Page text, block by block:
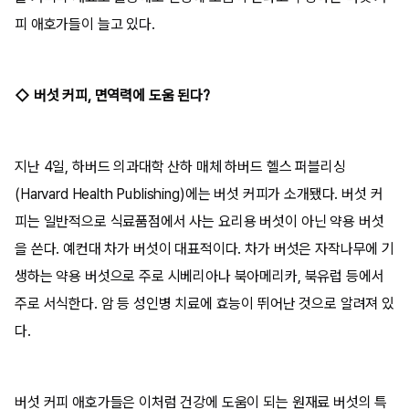
피 애호가들이 늘고 있다.
◇ 버섯 커피, 면역력에 도움 된다?
지난 4일, 하버드 의과대학 산하 매체 하버드 헬스 퍼블리싱
(Harvard Health Publishing)에는 버섯 커피가 소개됐다. 버섯 커
피는 일반적으로 식료품점에서 사는 요리용 버섯이 아닌 약용 버섯
을 쓴다. 예컨대 차가 버섯이 대표적이다. 차가 버섯은 자작나무에 기
생하는 약용 버섯으로 주로 시베리아나 북아메리카, 북유럽 등에서
주로 서식한다. 암 등 성인병 치료에 효능이 뛰어난 것으로 알려져 있
다.
버섯 커피 애호가들은 이처럼 건강에 도움이 되는 원재료 버섯의 특